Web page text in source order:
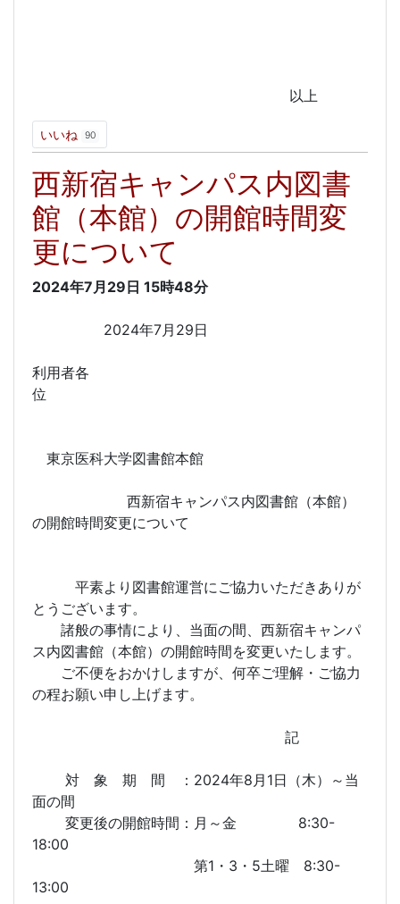
以上
いいね 90
西新宿キャンパス内図書
館（本館）の開館時間変
更について
2024年7月29日 15時48分
2024年7月29日
利用者各
位
東京医科大学図書館本館
西新宿キャンパス内図書館（本館）
の開館時間変更について
平素より図書館運営にご協力いただきありが
とうございます。
諸般の事情により、当面の間、西新宿キャンパ
ス内図書館（本館）の開館時間を変更いたします。
ご不便をおかけしますが、何卒ご理解・ご協力
の程お願い申し上げます。
記
対 象 期 間 ：2024年8月1日（木）～当
面の間
変更後の開館時間：月～金 8:30-
18:00
第1・3・5土曜 8:30-
13:00